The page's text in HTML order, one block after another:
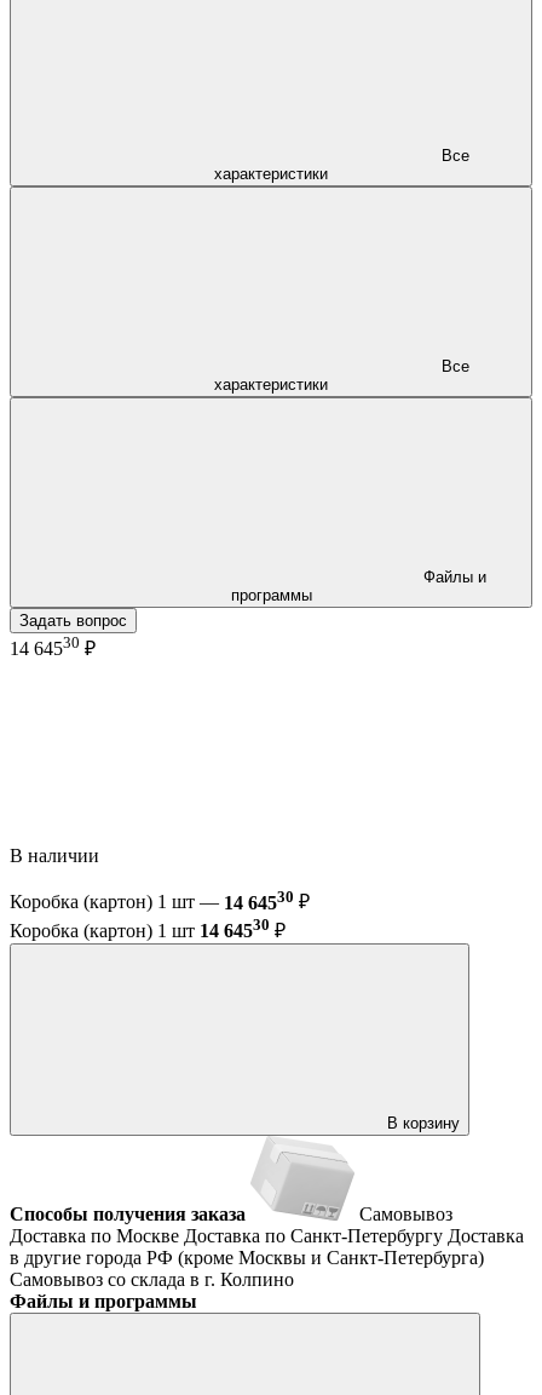
характеристики
характеристики
программы
Задать вопрос
14 64530 ₽
В наличии
Коробка (картон) 1 шт — 14 64530 ₽
Коробка (картон) 1 шт 14 64530 ₽
В корзину
Способы получения заказа
Самовывоз
Доставка по Москве Доставка по Санкт-Петербургу Доставка
в другие города РФ (кроме Москвы и Санкт-Петербурга)
Самовывоз со склада в г. Колпино
Файлы и программы